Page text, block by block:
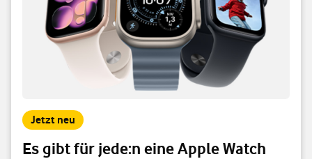
Jetzt neu
Es gibt für jede:n eine Apple Watch